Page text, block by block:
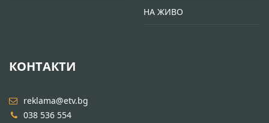
НА ЖИВО
КОНТАКТИ
reklama@etv.bg
038 536 554